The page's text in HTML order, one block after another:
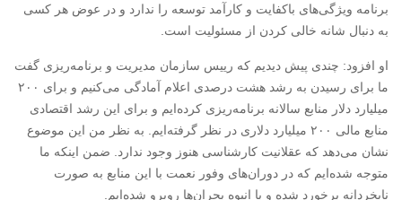
برنامه ویژگی‌های باکفایت و کارآمد توسعه را ندارد و در عوض هر کسی
به دنبال شانه خالی کردن از مسئولیت است.
او افزود: چندی پیش دیدیم که رییس سازمان مدیریت و برنامه‌ریزی گفت
ما برای رسیدن به رشد هشت درصدی اعلام آمادگی می‌کنیم و برای ۲۰۰
میلیارد دلار منابع سالانه برنامه‌ریزی کرده‌ایم و برای این رشد اقتصادی
منابع مالی ۲۰۰ میلیارد دلاری در نظر گرفته‌ایم. به نظر من این موضوع
نشان می‌دهد که عقلانیت کارشناسی هنوز وجود ندارد. ضمن اینکه ما
متوجه شده‌ایم که در دوران‌های وفور نعمت با این منابع به صورت
نابخردانه برخورد شده و با انبوه بحران‌ها روبرو شده‌ایم.